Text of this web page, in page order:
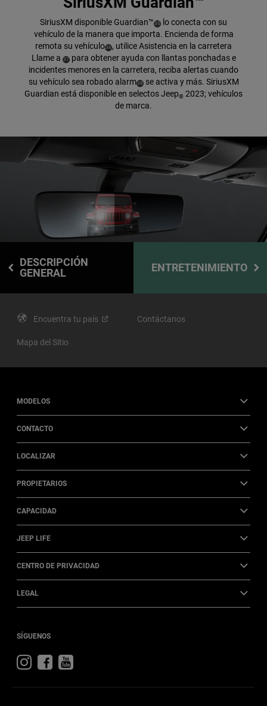
SiriusXM disponible Guardian™( Disclosure
35)
lo conecta con su
vehículo de la manera que importa. Encienda de forma
remota su vehículo( Disclosure
36), utilice Asistencia en la carretera
Llame a ( Disclosure
37)para obtener ayuda con llantas ponchadas e
incidentes menores en la carretera, reciba alertas cuando
su vehículo sea robadoalarm( Disclosure
38)se activa y más. SiriusXM
Guardian está disponible en selectos Jeep® 2023; vehículos
de marca.
DESCRIPCIÓN
GENERAL
ENTRETENIMIENTO
Encuentra tu país Contáctanos
Mapa del Sitio
MODELOS
CONTACTO
LOCALIZAR
PROPIETARIOS
CAPACIDAD
JEEP LIFE
CENTRO DE PRIVACIDAD
LEGAL
SÍGUENOS
Visit
on
Visit
on
Visit
on